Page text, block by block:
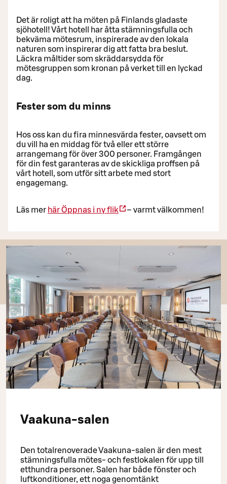
Det är roligt att ha möten på Finlands gladaste
sjöhotell! Vårt hotell har åtta stämningsfulla och
bekväma mötesrum, inspirerade av den lokala
naturen som inspirerar dig att fatta bra beslut.
Läckra måltider som skräddarsydda för
mötesgruppen som kronan på verket till en lyckad
dag.
Fester som du minns
Hos oss kan du fira minnesvärda fester, oavsett om
du vill ha en middag för två eller ett större
arrangemang för över 300 personer. Framgången
för din fest garanteras av de skickliga proffsen på
vårt hotell, som utför sitt arbete med stort
engagemang.
Läs mer härÖppnas i ny flik – varmt välkommen!
Vaakuna-salen
Den totalrenoverade Vaakuna-salen är den mest
stämningsfulla mötes- och festlokalen för upp till
etthundra personer. Salen har både fönster och
luftkonditioner, ett noga genomtänkt